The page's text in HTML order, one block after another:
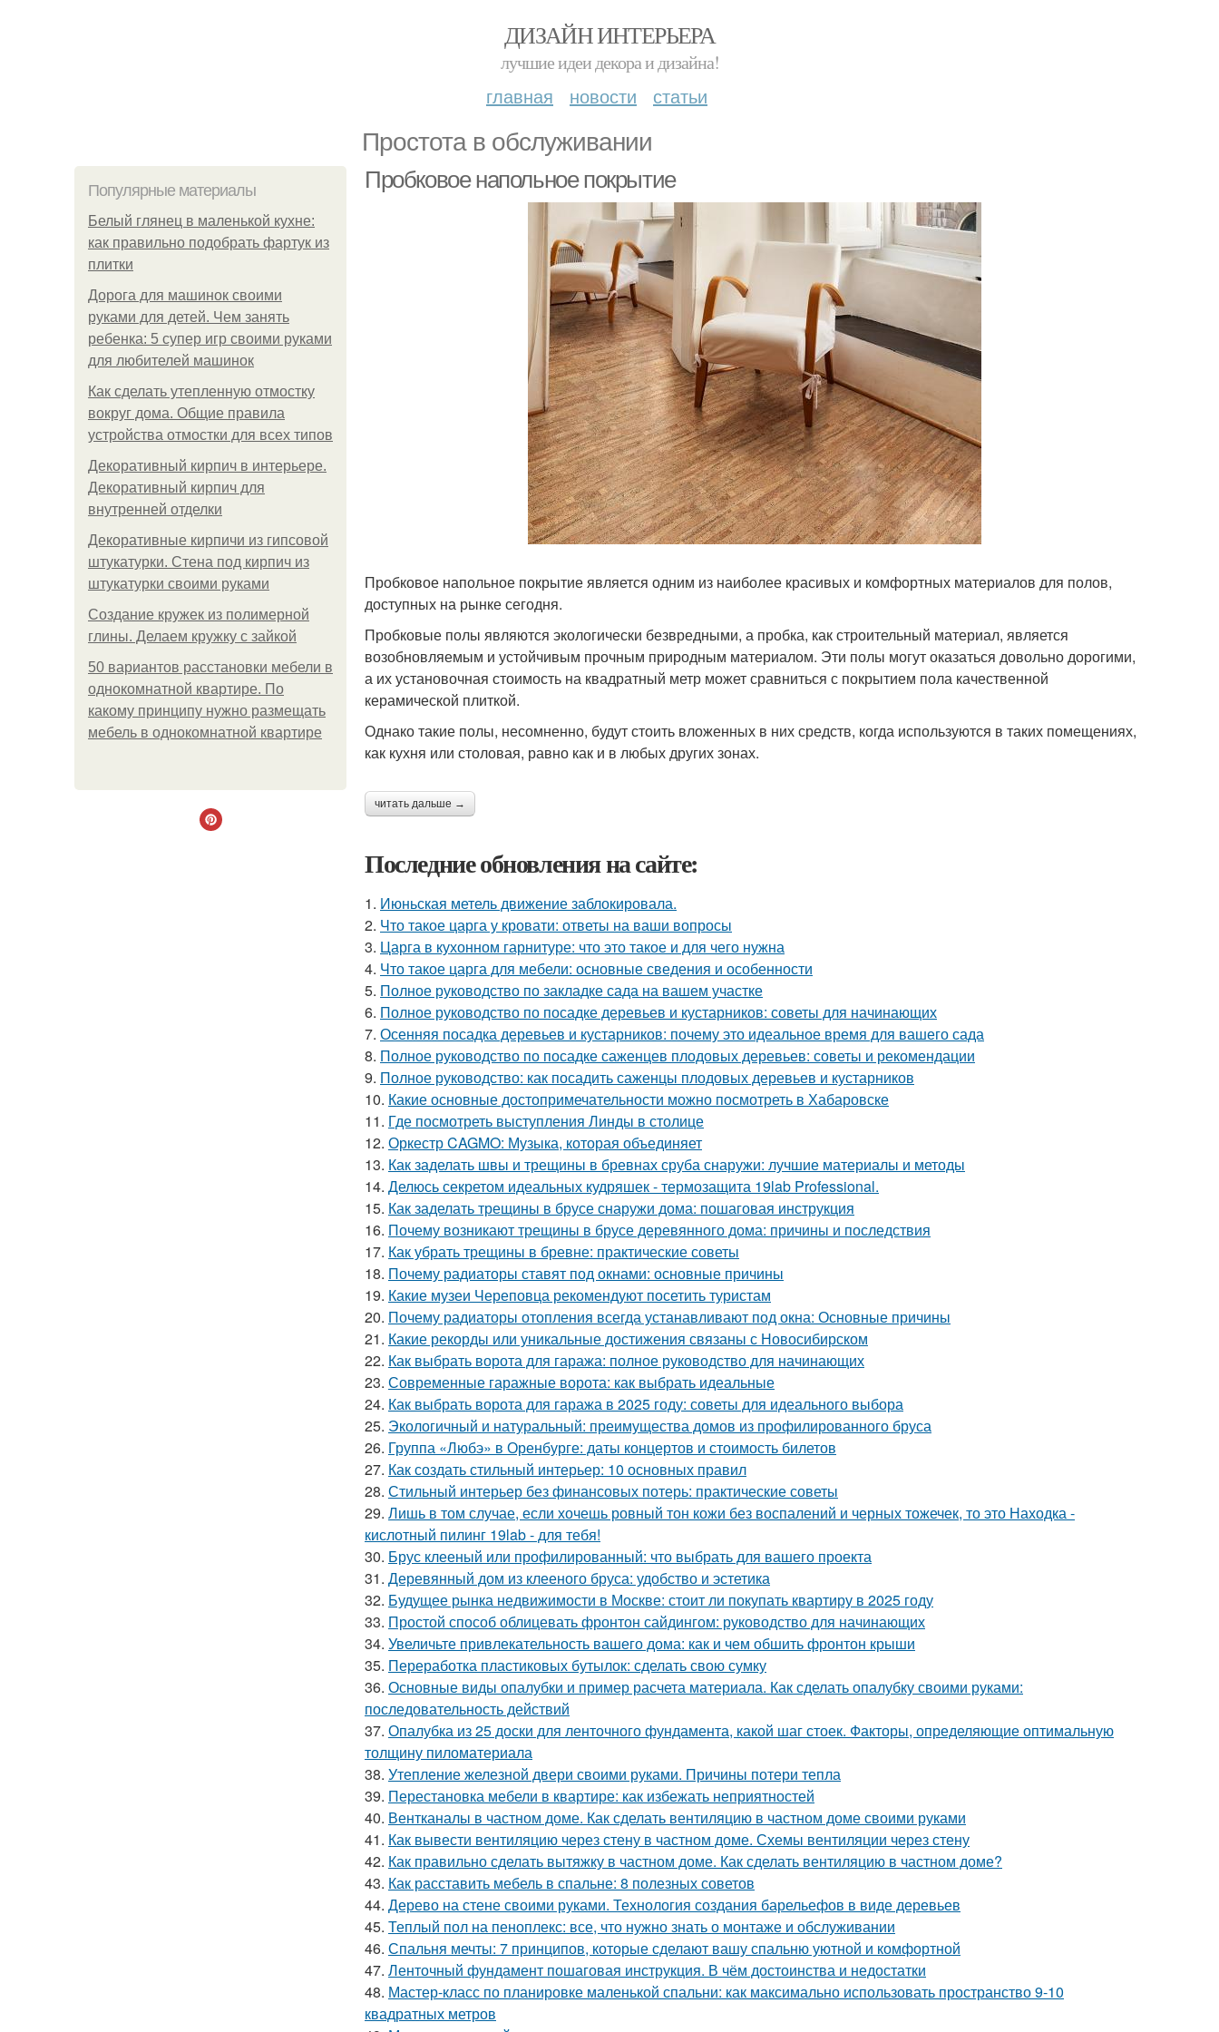
ДИЗАЙН ИНТЕРЬЕРА
лучшие идеи декора и дизайна!
главная новости статьи
Простота в обслуживании
Популярные материалы
Белый глянец в маленькой кухне:
как правильно подобрать фартук из
плитки
Дорога для машинок своими
руками для детей. Чем занять
ребенка: 5 супер игр своими руками
для любителей машинок
Как сделать утепленную отмостку
вокруг дома. Общие правила
устройства отмостки для всех типов
Декоративный кирпич в интерьере.
Декоративный кирпич для
внутренней отделки
Декоративные кирпичи из гипсовой
штукатурки. Стена под кирпич из
штукатурки своими руками
Создание кружек из полимерной
глины. Делаем кружку с зайкой
50 вариантов расстановки мебели в
однокомнатной квартире. По
какому принципу нужно размещать
мебель в однокомнатной квартире
Пробковое напольное покрытие
Пробковое напольное покрытие является одним из наиболее красивых и комфортных материалов для полов,
доступных на рынке сегодня.
Пробковые полы являются экологически безвредными, а пробка, как строительный материал, является
возобновляемым и устойчивым прочным природным материалом. Эти полы могут оказаться довольно дорогими,
а их установочная стоимость на квадратный метр может сравниться с покрытием пола качественной
керамической плиткой.
Однако такие полы, несомненно, будут стоить вложенных в них средств, когда используются в таких помещениях,
как кухня или столовая, равно как и в любых других зонах.
читать дальше →
Последние обновления на сайте:
1. Июньская метель движение заблокировала.
2. Что такое царга у кровати: ответы на ваши вопросы
3. Царга в кухонном гарнитуре: что это такое и для чего нужна
4. Что такое царга для мебели: основные сведения и особенности
5. Полное руководство по закладке сада на вашем участке
6. Полное руководство по посадке деревьев и кустарников: советы для начинающих
7. Осенняя посадка деревьев и кустарников: почему это идеальное время для вашего сада
8. Полное руководство по посадке саженцев плодовых деревьев: советы и рекомендации
9. Полное руководство: как посадить саженцы плодовых деревьев и кустарников
10. Какие основные достопримечательности можно посмотреть в Хабаровске
11. Где посмотреть выступления Линды в столице
12. Оркестр CAGMO: Музыка, которая объединяет
13. Как заделать швы и трещины в бревнах сруба снаружи: лучшие материалы и методы
14. Делюсь секретом идеальных кудряшек - термозащита 19lab Professional.
15. Как заделать трещины в брусе снаружи дома: пошаговая инструкция
16. Почему возникают трещины в брусе деревянного дома: причины и последствия
17. Как убрать трещины в бревне: практические советы
18. Почему радиаторы ставят под окнами: основные причины
19. Какие музеи Череповца рекомендуют посетить туристам
20. Почему радиаторы отопления всегда устанавливают под окна: Основные причины
21. Какие рекорды или уникальные достижения связаны с Новосибирском
22. Как выбрать ворота для гаража: полное руководство для начинающих
23. Современные гаражные ворота: как выбрать идеальные
24. Как выбрать ворота для гаража в 2025 году: советы для идеального выбора
25. Экологичный и натуральный: преимущества домов из профилированного бруса
26. Группа «Любэ» в Оренбурге: даты концертов и стоимость билетов
27. Как создать стильный интерьер: 10 основных правил
28. Стильный интерьер без финансовых потерь: практические советы
29. Лишь в том случае, если хочешь ровный тон кожи без воспалений и черных тожечек, то это Находка -
кислотный пилинг 19lab - для тебя!
30. Брус клееный или профилированный: что выбрать для вашего проекта
31. Деревянный дом из клееного бруса: удобство и эстетика
32. Будущее рынка недвижимости в Москве: стоит ли покупать квартиру в 2025 году
33. Простой способ облицевать фронтон сайдингом: руководство для начинающих
34. Увеличьте привлекательность вашего дома: как и чем обшить фронтон крыши
35. Переработка пластиковых бутылок: сделать свою сумку
36. Основные виды опалубки и пример расчета материала. Как сделать опалубку своими руками:
последовательность действий
37. Опалубка из 25 доски для ленточного фундамента, какой шаг стоек. Факторы, определяющие оптимальную
толщину пиломатериала
38. Утепление железной двери своими руками. Причины потери тепла
39. Перестановка мебели в квартире: как избежать неприятностей
40. Вентканалы в частном доме. Как сделать вентиляцию в частном доме своими руками
41. Как вывести вентиляцию через стену в частном доме. Схемы вентиляции через стену
42. Как правильно сделать вытяжку в частном доме. Как сделать вентиляцию в частном доме?
43. Как расставить мебель в спальне: 8 полезных советов
44. Дерево на стене своими руками. Технология создания барельефов в виде деревьев
45. Теплый пол на пеноплекс: все, что нужно знать о монтаже и обслуживании
46. Спальня мечты: 7 принципов, которые сделают вашу спальню уютной и комфортной
47. Ленточный фундамент пошаговая инструкция. В чём достоинства и недостатки
48. Мастер-класс по планировке маленькой спальни: как максимально использовать пространство 9-10
квадратных метров